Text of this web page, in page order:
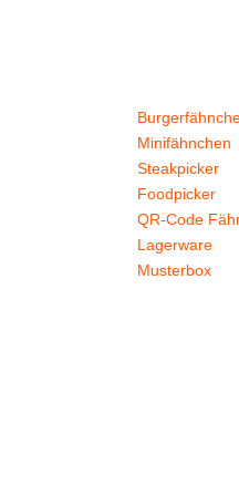
Minifähnchen
Steakpicker
Foodpicker
QR-Code
Lagerware
Musterbox